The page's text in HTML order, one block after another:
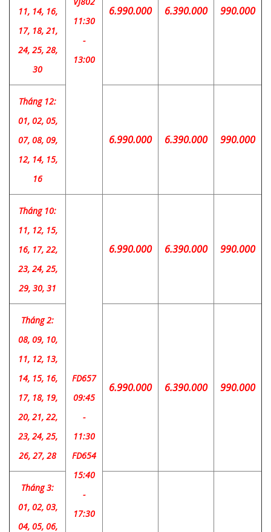
11:30
-
13:00
11, 14, 16,
17, 18, 21,
24, 25, 28,
30
6.990.000 6.390.000 990.000
Tháng 12:
01, 02, 05,
07, 08, 09,
12, 14, 15,
16
6.990.000 6.390.000 990.000
Tháng 10:
11, 12, 15,
16, 17, 22,
23, 24, 25,
29, 30, 31
FD657
09:45
-
11:30
FD654
15:40
-
17:30
6.990.000 6.390.000 990.000
Tháng 2:
08, 09, 10,
11, 12, 13,
14, 15, 16,
17, 18, 19,
20, 21, 22,
23, 24, 25,
26, 27, 28
6.990.000 6.390.000 990.000
Tháng 3:
01, 02, 03,
04, 05, 06,